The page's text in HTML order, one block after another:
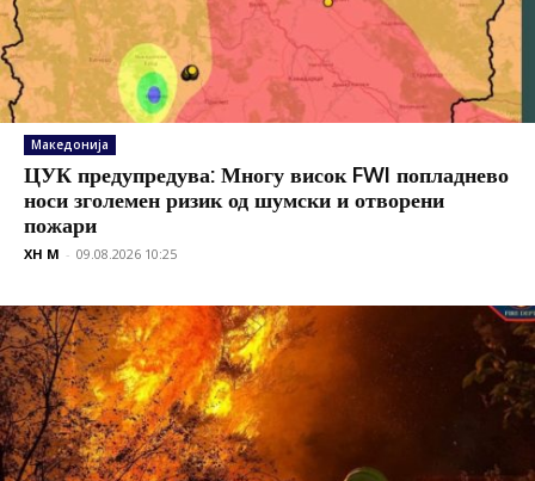
Македонија
ЦУК предупредува: Многу висок FWI попладнево
носи зголемен ризик од шумски и отворени
пожари
XH M - 09.08.2026 10:25